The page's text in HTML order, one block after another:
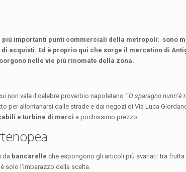
importanti punti commerciali della metropoli: sono
acquisti. Ed è proprio qui che sorge il mercatino di
nelle vie più rinomate della zona.
non vale il celebre proverbio napoletano “‘O sparagno nunn‘è
per allontanarsi dalle strade e dai negozi di Via Luca
e turbine di merci a pochissimo prezzo.
da bancarelle che espongono gli articoli più svariati: tra
solo l’imbarazzo della scelta.